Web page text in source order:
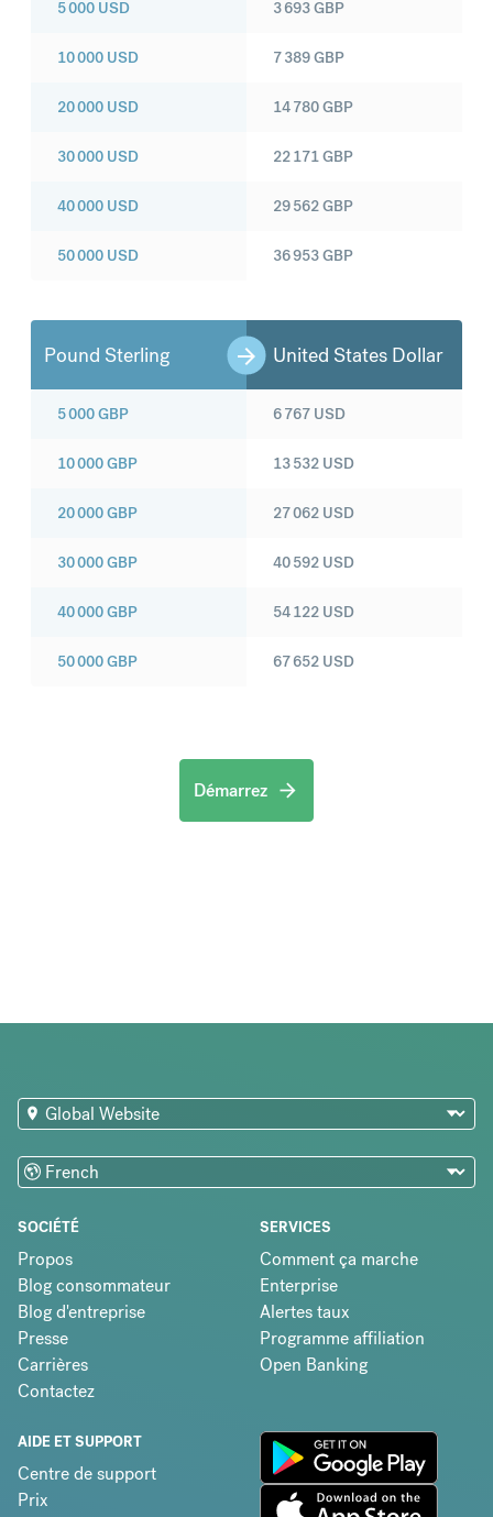
5 000 USD
10 000 USD
20 000 USD
30 000 USD
40 000 USD
50 000 USD
3 693GBP
7 389GBP
14 780GBP
22 171GBP
29 562GBP
36 953GBP
Pound Sterling United States Dollar
5 000GBP
10 000GBP
20 000GBP
30 000GBP
40 000GBP
50 000GBP
6 767 USD
13 532 USD
27 062 USD
40 592 USD
54 122 USD
67 652 USD
Démarrez
SOCIÉTÉ
Propos
Blog consommateur
Blog d'entreprise
Presse
Carrières
Contactez
SERVICES
Comment ça marche
Enterprise
Alertes taux
Programme affiliation
Open Banking
AIDE ET SUPPORT
Centre de support
Prix